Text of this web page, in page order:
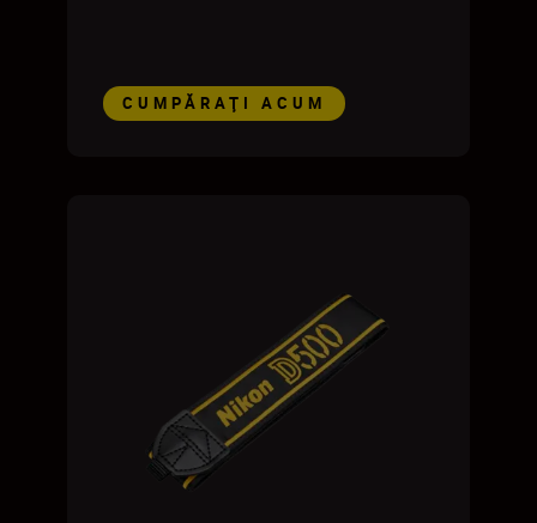
CUMPĂRAŢI ACUM